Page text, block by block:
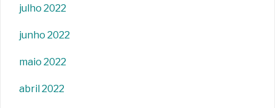
julho 2022
junho 2022
maio 2022
abril 2022